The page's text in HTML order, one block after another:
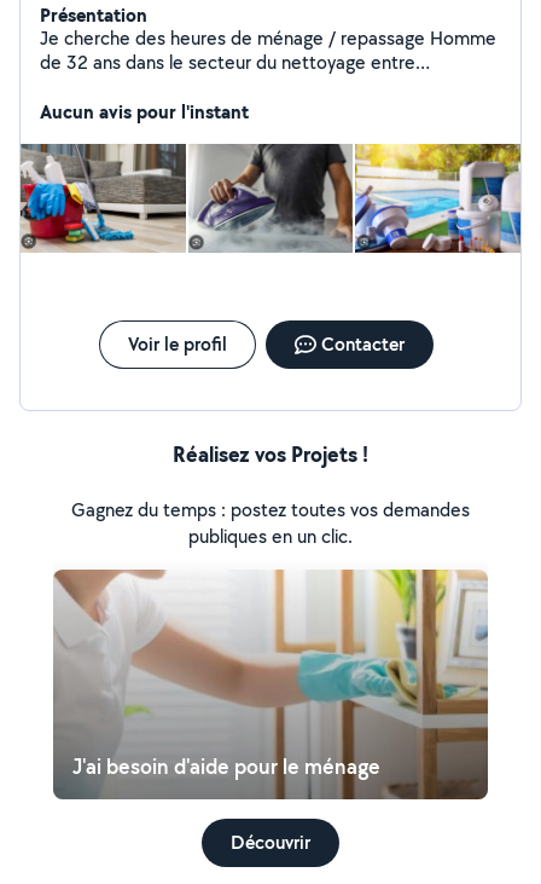
Présentation
Je cherche des heures de ménage / repassage Homme
de 32 ans dans le secteur du nettoyage entre
Aucun avis pour l'instant
Voir le profil Contacter
Réalisez vos Projets !
Gagnez du temps : postez toutes vos demandes
publiques en un clic.
J'ai besoin d'aide pour le ménage
Découvrir